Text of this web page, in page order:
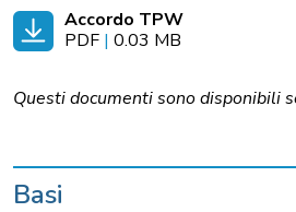
Accordo TPW
PDF | 0.03 MB
Questi documenti sono disponibili
Basi